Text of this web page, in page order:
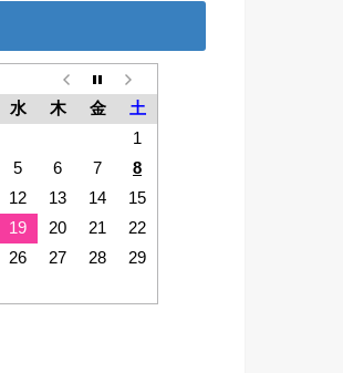
水 木 金
土
1
5 6 7
8
12 13 14
15
19 20 21
22
26 27 28
29